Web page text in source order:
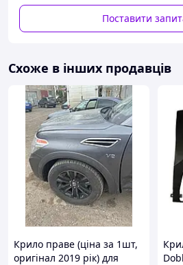
Поставити
Схоже в інших продавців
Крило праве (ціна за 1шт,
оригінал 2019 рік) для